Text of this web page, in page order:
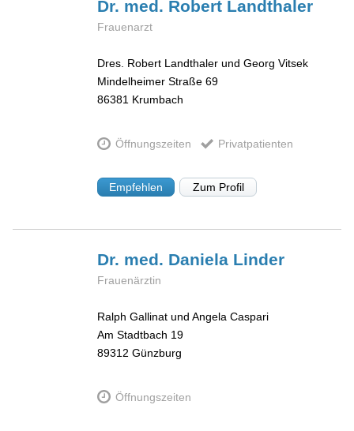
Dr. med. Robert Landthaler
Frauenarzt
Dres. Robert Landthaler und Georg Vitsek
Mindelheimer Straße 69
86381 Krumbach
Öffnungszeiten Privatpatienten
Empfehlen Zum Profil
Dr. med. Daniela Linder
Frauenärztin
Ralph Gallinat und Angela Caspari
Am Stadtbach 19
89312 Günzburg
Öffnungszeiten